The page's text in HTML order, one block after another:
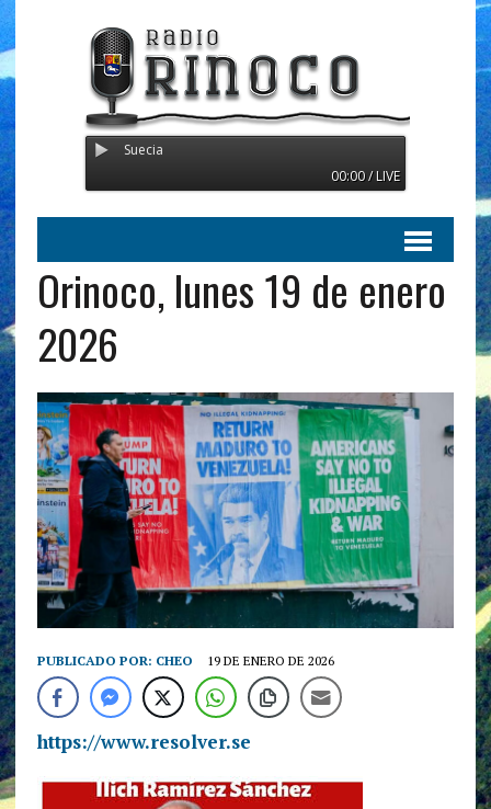
Radio Orinoco -
00:00 / LIVE
Orinoco, lunes 19 de enero
2026
PUBLICADO POR: CHEO 19 DE ENERO DE 2026
https://www.resolver.se